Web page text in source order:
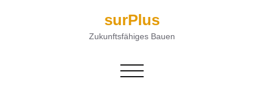
surPlus
Zukunftsfähiges Bauen
Navigation umschalten